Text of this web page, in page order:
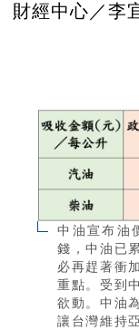
財經中心／李
中油宣布油
錢，中油已
必再趕著衝
重點。受到
欲動。中油
讓台灣維持